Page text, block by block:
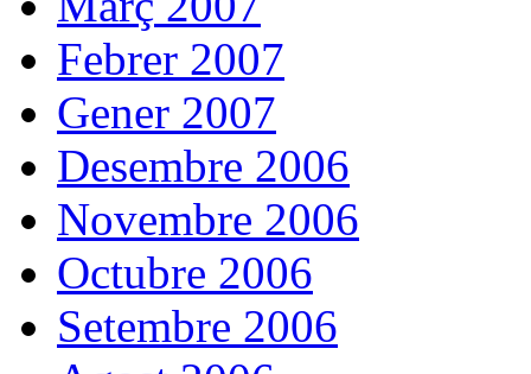
Febrer 2007
Gener 2007
Desembre 2006
Novembre 2006
Octubre 2006
Setembre 2006